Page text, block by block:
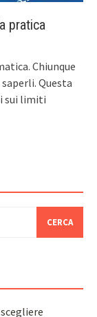
pratica
Chiunque
Questa
sui limiti